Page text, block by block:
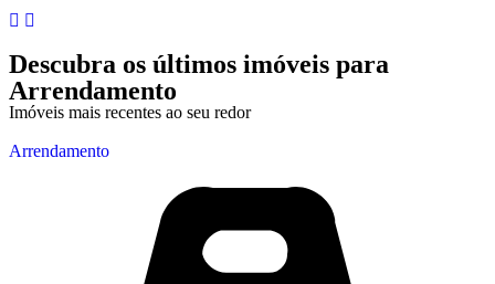
Descubra os últimos imóveis para
Arrendamento
Imóveis mais recentes ao seu redor
Arrendamento